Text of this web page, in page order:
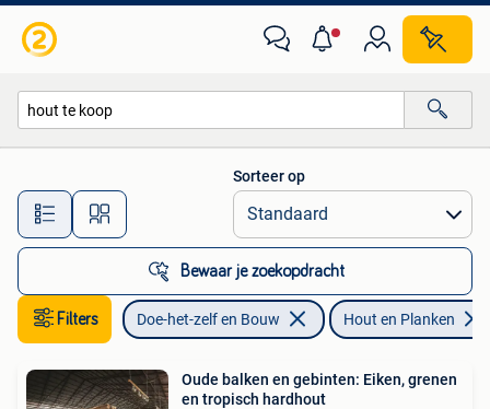
Alle afstanden…
Sorteer op
Bewaar je zoekopdracht
Filters Doe-het-zelf en Bouw Hout en Planken
Oude balken en gebinten: Eiken, grenen
en tropisch hardhout